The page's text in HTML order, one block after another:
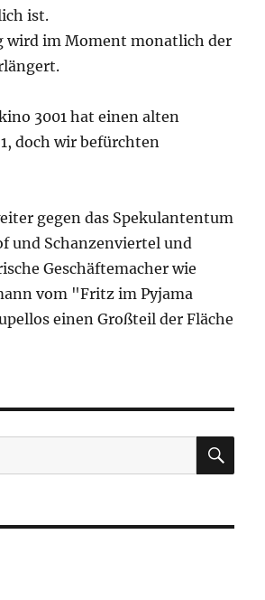
ist.
wird im Moment monatlich der
3001 hat einen alten
doch wir befürchten
gegen das Spekulantentum
und Schanzenviertel und
Geschäftemacher wie
vom "Fritz im Pyjama
einen Großteil der Fläche